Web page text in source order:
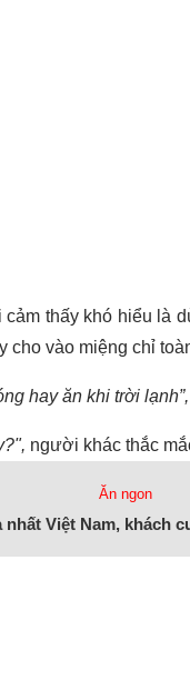
thấy khó hiểu là
cho vào miệng chỉ
hay ăn khi trời lạnh”,
người khác thắc
Ăn ngon
nhất Việt Nam, khách